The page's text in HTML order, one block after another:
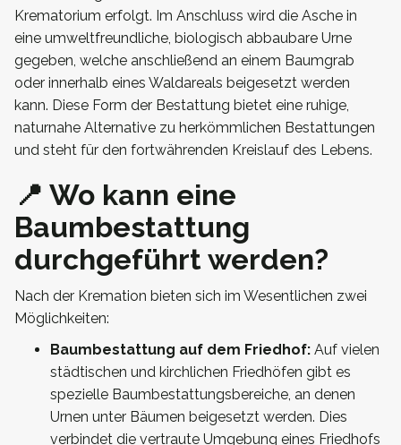
Krematorium erfolgt. Im Anschluss wird die Asche in
eine umweltfreundliche, biologisch abbaubare Urne
gegeben, welche anschließend an einem Baumgrab
oder innerhalb eines Waldareals beigesetzt werden
kann. Diese Form der Bestattung bietet eine ruhige,
naturnahe Alternative zu herkömmlichen Bestattungen
und steht für den fortwährenden Kreislauf des Lebens.
📍 Wo kann eine
Baumbestattung
durchgeführt werden?
Nach der Kremation bieten sich im Wesentlichen zwei
Möglichkeiten:
Baumbestattung auf dem Friedhof: Auf vielen
städtischen und kirchlichen Friedhöfen gibt es
spezielle Baumbestattungsbereiche, an denen
Urnen unter Bäumen beigesetzt werden. Dies
verbindet die vertraute Umgebung eines Friedhofs